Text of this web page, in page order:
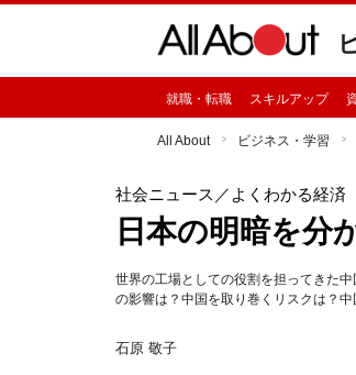
就職・転職 スキルアップ
All About ビジネス・学習
社会ニュース ／よくわかる経済
日本の明暗を分
世界の工場としての役割を担ってきた
の影響は？中国を取り巻くリスクは？
石原 敬子